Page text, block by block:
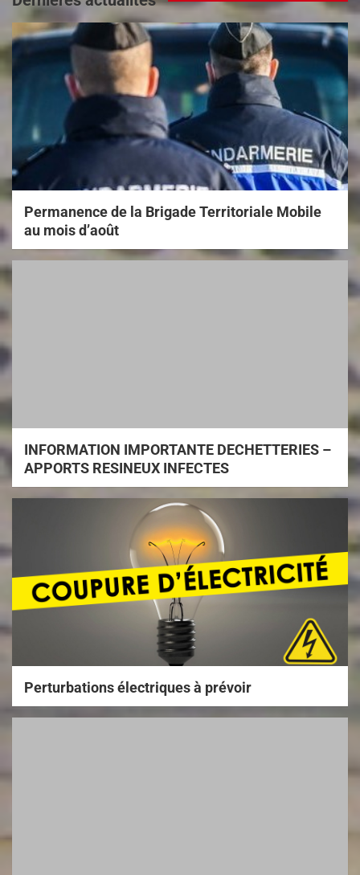
Permanence de la Brigade Territoriale Mobile
au mois d’août
INFORMATION IMPORTANTE DECHETTERIES –
APPORTS RESINEUX INFECTES
Perturbations électriques à prévoir